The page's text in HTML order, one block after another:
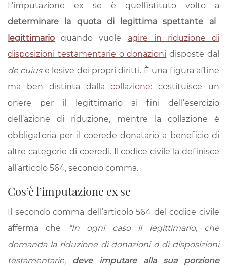
–
una
guida
rapida
L’imputazione ex se è quell’istituto volto a
determinare la quota di legittima spettante al
legittimario quando vuole agire in riduzione di
disposizioni testamentarie o donazioni disposte dal
de cuiuse lesive dei propri diritti. È una figura affine
ma ben distinta dallacollazione: costituisce un
onere per il legittimario ai fini dell’esercizio
dell’azione di riduzione, mentre la collazione è
obbligatoria per il coerede donatario a beneficio di
altre categorie di coeredi. Il codice civile la definisce
all’articolo 564, secondo comma.
Cos’è l’imputazione ex se
Il secondo comma dell’articolo 564 del codice civile
afferma che
“In ogni caso il legittimario, che
domanda la riduzione di donazioni o di disposizioni
testamentarie, deve imputare alla sua porzione